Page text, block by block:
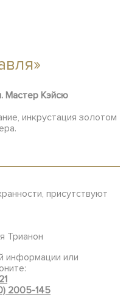
Мастер Кэйсю
инкрустация золотом
присутствуют
Трианон
информации или
2005-145